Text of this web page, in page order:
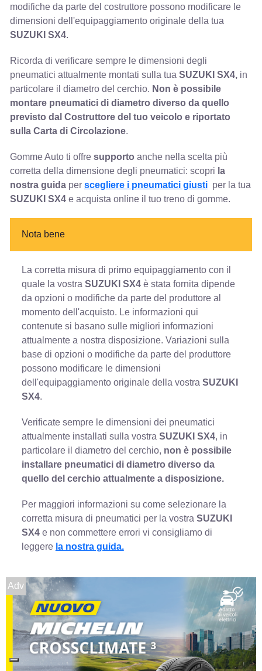
modifiche da parte del costruttore possono modificare le
dimensioni dell'equipaggiamento originale della tua
SUZUKI SX4.
Ricorda di verificare sempre le dimensioni degli
pneumatici attualmente montati sulla tua SUZUKI SX4,in
particolare il diametro del cerchio. Non è possibile
montare pneumatici di diametro diverso da quello
previsto dal Costruttore del tuo veicolo e riportato
sulla Carta di Circolazione.
Gomme Auto ti offre supporto anche nella scelta più
corretta della dimensione degli pneumatici: scopri la
nostra guidaper scegliere i pneumatici giustiper la tua
SUZUKI SX4 e acquista online il tuo treno di gomme.
Nota bene
La corretta misura di primo equipaggiamento con il
quale la vostra SUZUKI SX4è stata fornita dipende
da opzioni o modifiche da parte del produttore al
momento dell'acquisto. Le informazioni qui
contenute si basano sulle migliori informazioni
attualmente a nostra disposizione. Variazioni sulla
base di opzioni o modifiche da parte del produttore
possono modificare le dimensioni
dell'equipaggiamento originale della vostra SUZUKI
SX4.
Verificate sempre le dimensioni dei pneumatici
attualmente installati sulla vostra SUZUKI SX4, in
particolare il diametro del cerchio, non è possibile
installare pneumatici di diametro diverso da
quello del cerchio attualmente a disposizione.
Per maggiori informazioni su come selezionare la
corretta misura di pneumatici per la vostra SUZUKI
SX4e non commettere errori vi consigliamo di
leggere la nostra guida.
Adv